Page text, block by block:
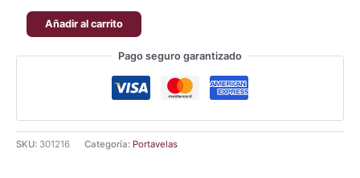
Añadir al carrito
Pago seguro garantizado
SKU: 301216 Categoría: Portavelas